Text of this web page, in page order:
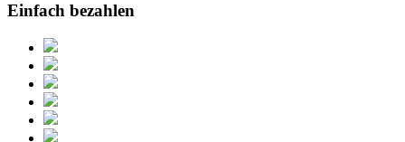
Einfach bezahlen